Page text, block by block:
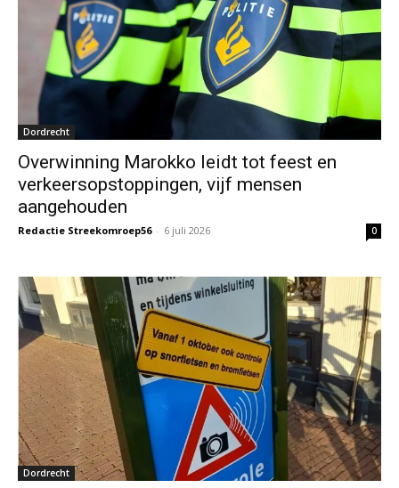
Dordrecht
Overwinning Marokko leidt tot feest en
verkeersopstoppingen, vijf mensen
aangehouden
Redactie Streekomroep56 - 6 juli 2026 0
Dordrecht